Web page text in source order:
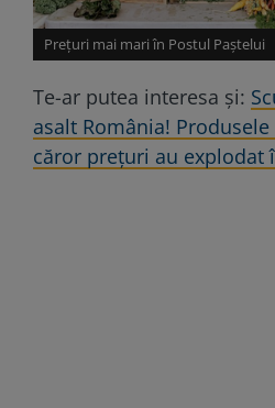
Prețuri mai mari în Postul Paștelui
Te-ar putea interesa și:
asalt România!
căror prețuri au explodat